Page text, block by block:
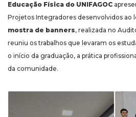
Educação Física do UNIFAGOC
Projetos Integradores desenvolvidos ao
mostra de banners, realizada no
reuniu os trabalhos que levaram os
o início da graduação, a prática
da comunidade.